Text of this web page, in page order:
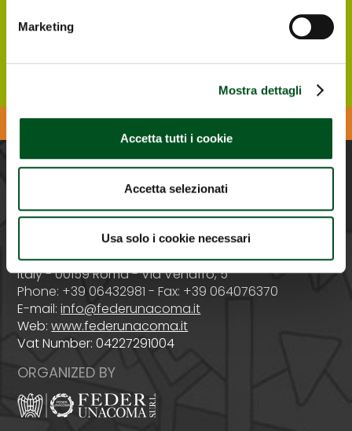
Marketing
Mostra dettagli
Accetta tutti i cookie
Accetta selezionati
Usa solo i cookie necessari
Download the Agrilevante APP
Italy - 00159 Roma - Via Venafro, 5
Phone: +39 06432981 - Fax: +39 064076370
E-mail:info@federunacoma.it
Web:www.federunacoma.it
Vat Number: 04227291004
ORGANIZED BY